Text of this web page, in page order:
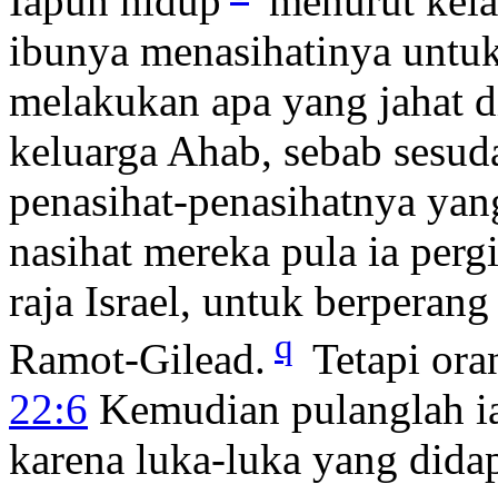
ibunya menasihatinya
melakukan apa yang jahat
keluarga Ahab, sebab
penasihat-penasihatnya
nasihat mereka pula ia
raja Israel, untuk
Ramot-Gilead. q Tetapi
22:6 Kemudian pulanglah
karena luka-luka yang